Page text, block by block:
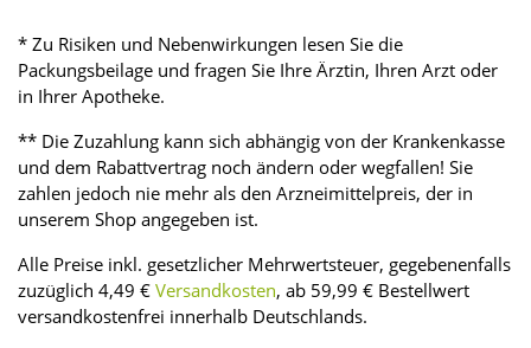
* Zu Risiken und Nebenwirkungen lesen Sie die
Packungsbeilage und fragen Sie Ihre Ärztin, Ihren Arzt oder
in Ihrer Apotheke.
** Die Zuzahlung kann sich abhängig von der Krankenkasse
und dem Rabattvertrag noch ändern oder wegfallen! Sie
zahlen jedoch nie mehr als den Arzneimittelpreis, der in
unserem Shop angegeben ist.
Alle Preise inkl. gesetzlicher Mehrwertsteuer, gegebenenfalls
zuzüglich 4,49 € Versandkosten, ab 59,99 € Bestellwert
versandkostenfrei innerhalb Deutschlands.